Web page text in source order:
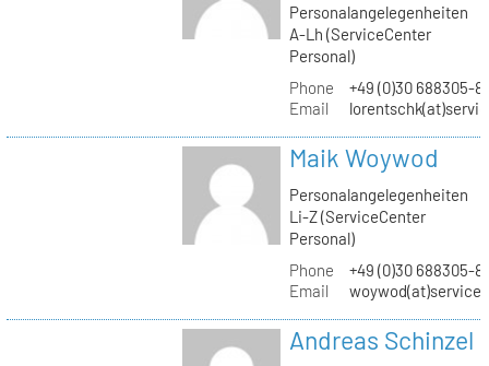
Personalangelegenheiten
A-Lh (ServiceCenter
Personal)
Phone
+49 (0)30 688305-
Email
Maik Woywod
Personalangelegenheiten
Li-Z (ServiceCenter
Personal)
Phone
+49 (0)30 688305-
Email
Andreas Schinzel